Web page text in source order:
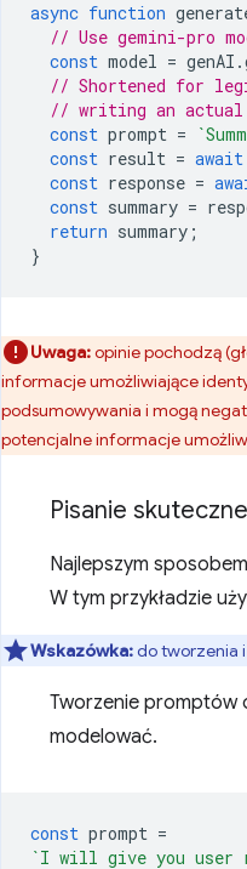
async function
// Use gemini-pro
const model = genAI .
// Shortened for
// writing an actual
const prompt =
const result = await
const response =
const summary =
return summary ;
}
Uwaga:opinie pochodzą
informacje umożliwiające
podsumowywania i mogą
potencjalne informacje
Pisanie
Najlepszym
W tym przykładzie
Wskazówka:do tworzenia
Tworzenie promptów
modelować.
const prompt =
`I will give you user